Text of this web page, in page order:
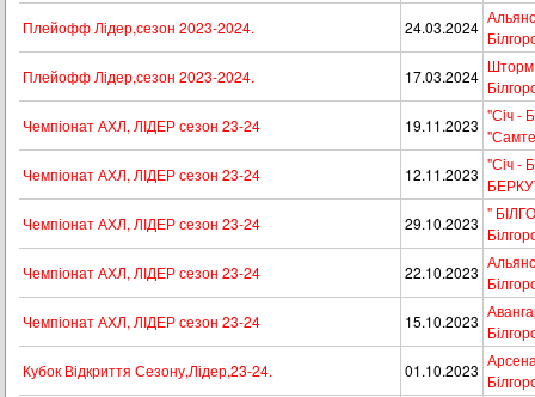
Плейофф Лідер,сезон 2023-2024.
24.03.2024
Плейофф Лідер,сезон 2023-2024.
17.03.2024
Чемпіонат АХЛ, ЛІДЕР сезон 23-24
19.11.2023
"Сiч -
Чемпіонат АХЛ, ЛІДЕР сезон 23-24
12.11.2023
"Сiч -
Чемпіонат АХЛ, ЛІДЕР сезон 23-24
29.10.2023
"
Чемпіонат АХЛ, ЛІДЕР сезон 23-24
22.10.2023
Чемпіонат АХЛ, ЛІДЕР сезон 23-24
15.10.2023
Кубок Відкриття Сезону,Лідер,23-24.
01.10.2023